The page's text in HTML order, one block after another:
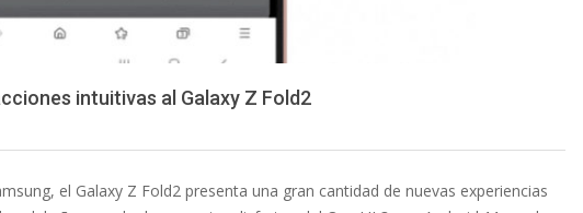
intuitivas al Galaxy Z Fold2
el Galaxy Z Fold2 presenta una gran cantidad de nuevas experiencias